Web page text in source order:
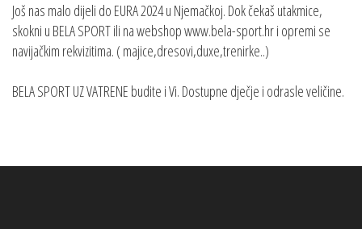
Još nas malo dijeli do EURA 2024 u Njemačkoj. Dok čekaš utakmice,
skokni u BELA SPORT ili na webshop www.bela-sport.hr i opremi se
navijačkim rekvizitima. ( majice,dresovi,duxe,trenirke..)
BELA SPORT UZ VATRENE budite i Vi. Dostupne dječje i odrasle veličine.